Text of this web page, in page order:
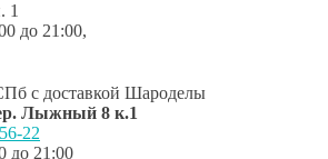
1
до 21:00,
с доставкой Шароделы
Лыжный 8 к.1
22
до 21:00